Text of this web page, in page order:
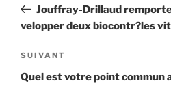
l’article
précédent
Jouffray-Drillaud
velopper deux biocontr?les
Article
suivant
SUIVANT
Quel est votre point commun